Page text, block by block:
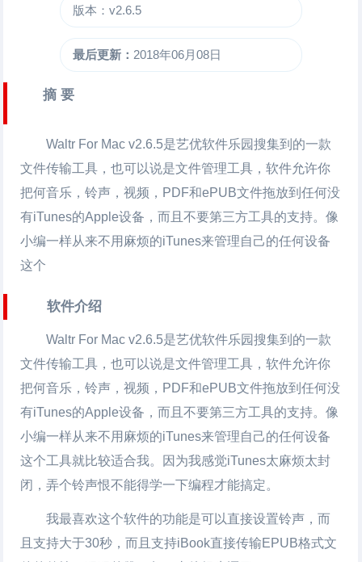
版本：v2.6.5
最后更新： 2018年06月08日
摘 要
Waltr For Mac v2.6.5是艺优软件乐园搜集到的一款
文件传输工具，也可以说是文件管理工具，软件允许你
把何音乐，铃声，视频，PDF和ePUB文件拖放到任何没
有iTunes的Apple设备，而且不要第三方工具的支持。像
小编一样从来不用麻烦的iTunes来管理自己的任何设备
这个
软件介绍
Waltr For Mac v2.6.5是艺优软件乐园搜集到的一款
文件传输工具，也可以说是文件管理工具，软件允许你
把何音乐，铃声，视频，PDF和ePUB文件拖放到任何没
有iTunes的Apple设备，而且不要第三方工具的支持。像
小编一样从来不用麻烦的iTunes来管理自己的任何设备
这个工具就比较适合我。因为我感觉iTunes太麻烦太封
闭，弄个铃声恨不能得学一下编程才能搞定。
我最喜欢这个软件的功能是可以直接设置铃声，而
且支持大于30秒，而且支持iBook直接传输EPUB格式文